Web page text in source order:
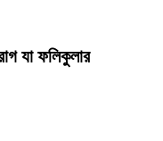
যা ফলিকুলার